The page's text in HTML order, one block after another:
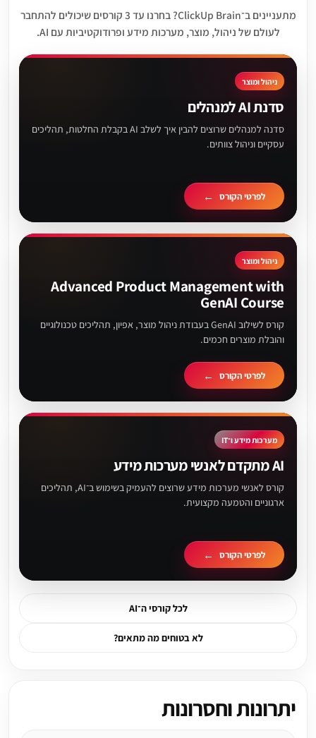
מתעניינים ב־ClickUp Brain? בחרנו עד 3 קורסים שיכולים להתחבר
לעולם של ניהול, מוצר, מערכות מידע ופרודוקטיביות עם AI.
ניהול ומוצר
סדנת AI למנהלים
סדנה למנהלים שרוצים להבין איך לשלב AI בקבלת החלטות, תהליכים
עסקיים וניהול צוותים.
לפרטי הקורס
ניהול ומוצר
Advanced Product Management with
GenAI Course
קורס לשילוב GenAI בעבודת ניהול מוצר, אפיון, תהליכים טכנולוגיים
והובלת מוצרים חכמים.
לפרטי הקורס
מערכות מידע ו־IT
AI מתקדם לאנשי מערכות מידע
קורס לאנשי מערכות מידע שרוצים להעמיק בשימוש ב־AI, תהליכים
ארגוניים והטמעה מקצועית.
לפרטי הקורס
לכל קורסי ה־AI
לא בטוחים מה מתאים?
יתרונות וחסרונות